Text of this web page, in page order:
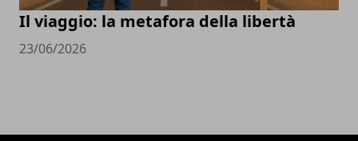
Il viaggio: la metafora della libertà
23/06/2026